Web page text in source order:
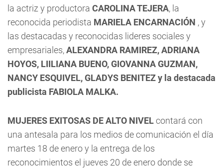
la actriz y productora CAROLINA TEJERA, la
reconocida periodista MARIELA ENCARNACIÓN , y
las destacadas y reconocidas lideres sociales y
empresariales,ALEXANDRA RAMIREZ, ADRIANA
HOYOS, LIILIANA BUENO, GIOVANNA GUZMAN,
NANCY ESQUIVEL, GLADYS BENITEZ y la destacada
publicista FABIOLA MALKA.
MUJERES EXITOSAS DE ALTO NIVELcontará con
una antesala para los medios de comunicación el día
martes 18 de enero y la entrega de los
reconocimientos el jueves 20 de enero donde se